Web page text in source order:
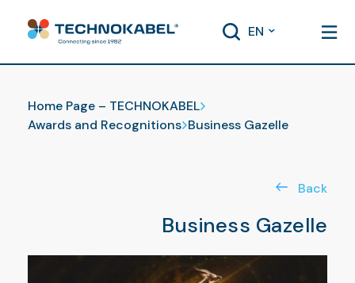
EN
Achievements
Home Page – TECHNOKABEL
Awards and Recognitions Business Gazelle
Business Gazelle
Back